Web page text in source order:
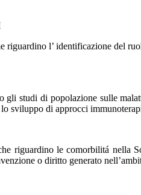
riguardino l’ identificazione
studi di popolazione sulle
sviluppo di approcci
riguardino le comorbilitá
o diritto generato